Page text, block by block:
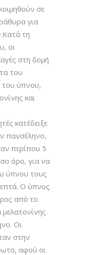
σε
για
τη
οι
στη δομή
του
του ύπνου,
και
κατέδειξε
πανσέληνο,
περίπου 5
όρο, για να
ύπνου τους
Ο ύπνος
από το
Οι
στην
αφού οι